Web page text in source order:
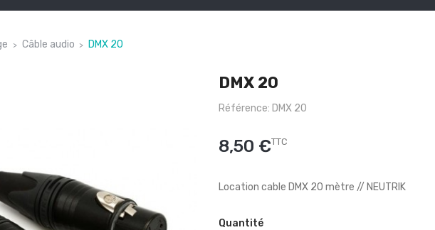
Câble audio DMX 20
DMX 20
Référence: DMX 20
8,50 €TTC
Location cable DMX 20 mètre // NEUTRIK
Quantité